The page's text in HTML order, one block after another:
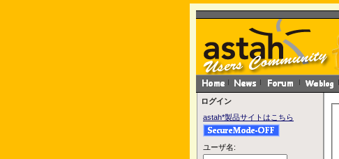
ログイン
astah*製品サイトはこちら
ユーザ名: